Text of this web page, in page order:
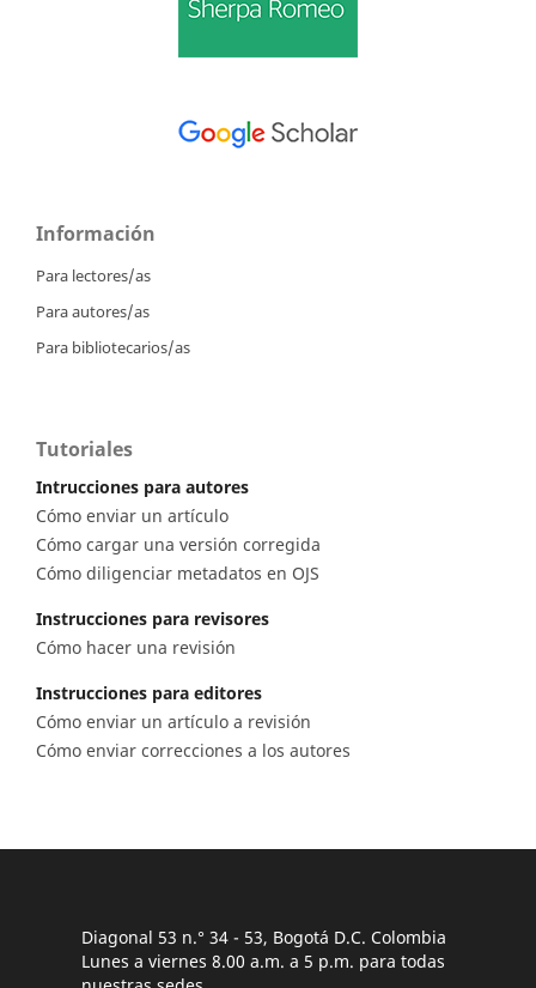
Información
Para lectores/as
Para autores/as
Para bibliotecarios/as
Tutoriales
Intrucciones para autores
Cómo enviar un artículo
Cómo cargar una versión corregida
Cómo diligenciar metadatos en OJS
Instrucciones para revisores
Cómo hacer una revisión
Instrucciones para editores
Cómo enviar un artículo a revisión
Cómo enviar correcciones a los autores
Diagonal 53 n.° 34 - 53, Bogotá D.C. Colombia
Lunes a viernes 8.00 a.m. a 5 p.m. para todas